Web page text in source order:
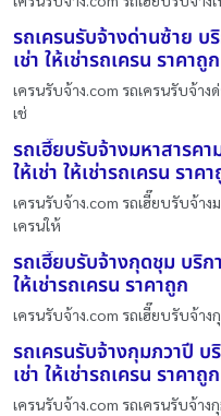
รถเครนรับจ้างด่านซ้าย บ
เช่า ให้เช่ารถเครน ราคาถูก
เครนรับจ้าง.com รถเครนรับจ้าง
เช่
รถเฮี๊ยบรับจ้างมหาสารค
ให้เช่า ให้เช่ารถเครน ราค
เครนรับจ้าง.com รถเฮี๊ยบรับจ้า
เครนให้
รถเฮี๊ยบรับจ้างกุดชุม บริก
ให้เช่ารถเครน ราคาถูก
เครนรับจ้าง.com รถเฮี๊ยบรับจ้าง
รถเครนรับจ้างกุมภวาปี บ
เช่า ให้เช่ารถเครน ราคาถูก
เครนรับจ้าง.com รถเครนรับจ้าง